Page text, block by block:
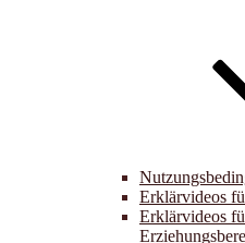
Erklärvideos
Erklärvideos